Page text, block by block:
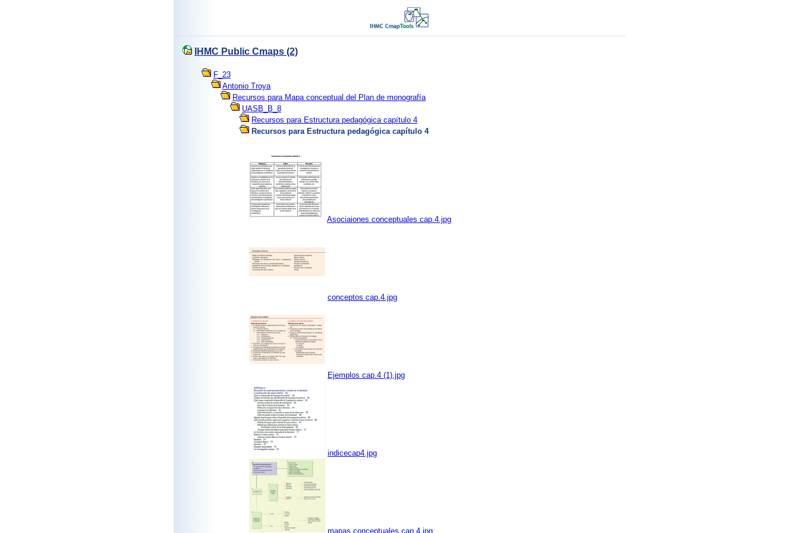
IHMC Public Cmaps (2)
F_23
Antonio Troya
Recursos para Mapa conceptual del Plan de monografía
UASB_B_8
Recursos para Estructura pedagógica capítulo 4
Recursos para Estructura pedagógica capítulo 4
Asociaiones conceptuales cap.4.jpg
conceptos cap.4.jpg
Ejemplos cap.4 (1).jpg
indicecap4.jpg
mapas conceptuales cap.4.jpg